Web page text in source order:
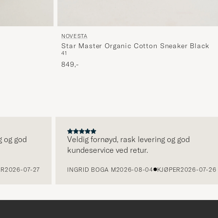
NOVESTA
Star Master Organic Cotton Sneaker Black
41
849,-
god
2026-07-27
Veldig fornøyd, rask levering og god
kundeservice ved retur.
INGRID BOGA M2026-08-04 KJØPER2026-07-26